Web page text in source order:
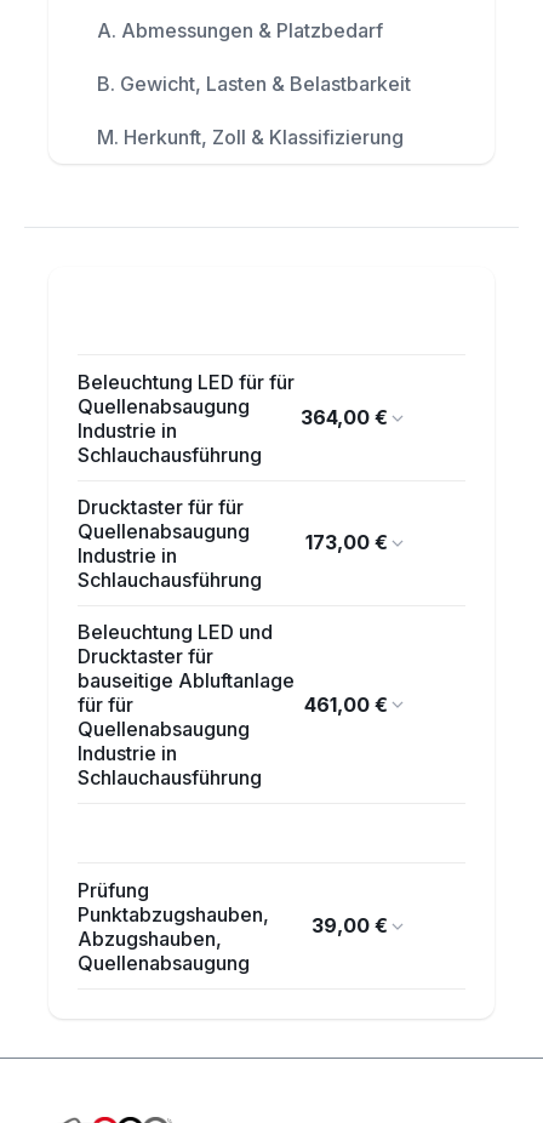
A. Abmessungen & Platzbedarf
B. Gewicht, Lasten & Belastbarkeit
M. Herkunft, Zoll & Klassifizierung
Beleuchtung LED für für
Quellenabsaugung
Industrie in
Schlauchausführung
364,00 €
Drucktaster für für
Quellenabsaugung
Industrie in
Schlauchausführung
173,00 €
Beleuchtung LED und
Drucktaster für
bauseitige Abluftanlage
für für
Quellenabsaugung
Industrie in
Schlauchausführung
461,00 €
Prüfung
Punktabzugshauben,
Abzugshauben,
Quellenabsaugung
39,00 €